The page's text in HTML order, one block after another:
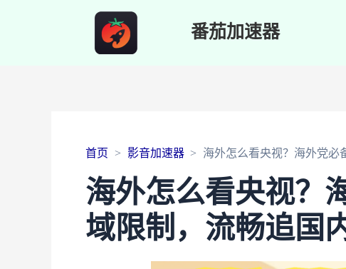
番茄加速器
首页 影音加速器 海外怎么看央视？海外党必
海外怎么看央视？
域限制，流畅追国